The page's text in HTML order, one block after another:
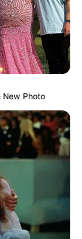
New Photo